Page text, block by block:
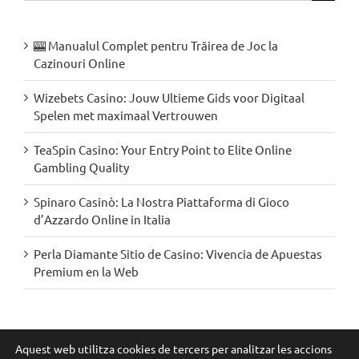
🎰 Manualul Complet pentru Trăirea de Joc la
Cazinouri Online
Wizebets Casino: Jouw Ultieme Gids voor Digitaal
Spelen met maximaal Vertrouwen
TeaSpin Casino: Your Entry Point to Elite Online
Gambling Quality
Spinaro Casinò: La Nostra Piattaforma di Gioco
d’Azzardo Online in Italia
Perla Diamante Sitio de Casino: Vivencia de Apuestas
Premium en la Web
Segueix-nos a les xarxes:
Aquest web utilitza cookies de tercers per analitzar les accions